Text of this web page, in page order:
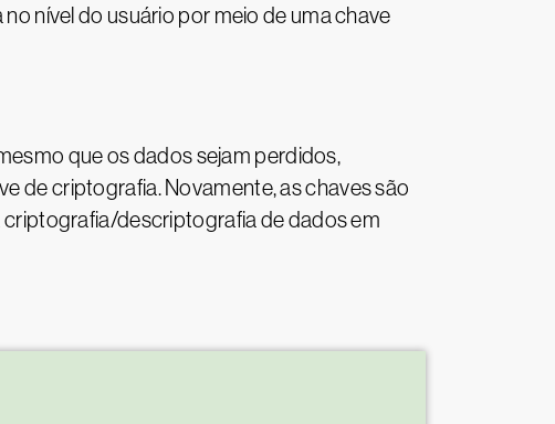
nível do usuário por meio de uma chave
que os dados sejam perdidos,
de criptografia. Novamente, as chaves são
criptografia/descriptografia de dados em